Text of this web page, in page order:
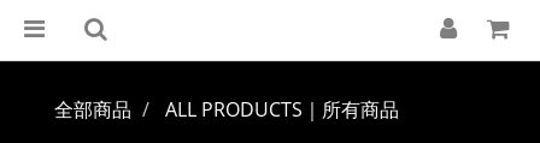
全部商品 ALL PRODUCTS｜所有商品